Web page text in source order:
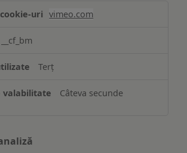
vimeo.com
__cf_bm
Terț
Câteva secunde